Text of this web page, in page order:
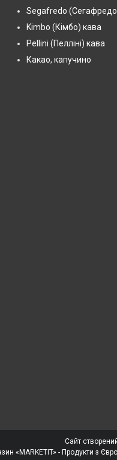
Segafredo
Kimbo (Кімбо) кава
Pellini (Пелліні) кава
Какао, капучино
Сайт